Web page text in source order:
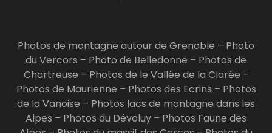
Photos de montagne autour de Grenoble – Photo
du Vercors – Photo de Belledonne – Photos de
Chartreuse – Photos de le Vallée de la Clarée –
Photos de Maurienne – Photos des Ecrins – Photos
de la Vanoise – Photos lacs de montagne dans les
Alpes – Photos du Dévoluy – Photos Faune des